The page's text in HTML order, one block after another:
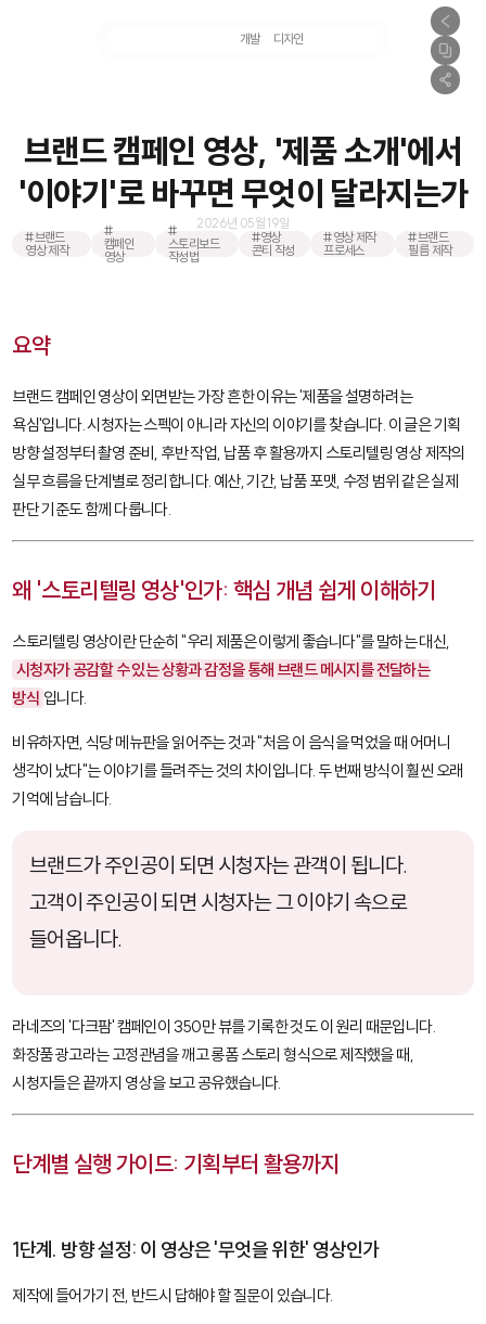
개발 디자인
브랜드 캠페인 영상, '제품 소개'에서
'이야기'로 바꾸면 무엇이 달라지는가
2026년 05월 19일
#브랜드
영상 제작
#
캠페인
영상
#
스토리보드
작성법
#영상
콘티 작성
#영상 제작
프로세스
#브랜드
필름 제작
요약
브랜드 캠페인 영상이 외면받는 가장 흔한 이유는 '제품을 설명하려는
욕심'입니다. 시청자는 스펙이 아니라 자신의 이야기를 찾습니다. 이 글은 기획
방향 설정부터 촬영 준비, 후반 작업, 납품 후 활용까지 스토리텔링 영상 제작의
실무 흐름을 단계별로 정리합니다. 예산, 기간, 납품 포맷, 수정 범위 같은 실제
판단 기준도 함께 다룹니다.
왜 '스토리텔링 영상'인가: 핵심 개념 쉽게 이해하기
스토리텔링 영상이란 단순히 "우리 제품은 이렇게 좋습니다"를 말하는 대신,
시청자가 공감할 수 있는 상황과 감정을 통해 브랜드 메시지를 전달하는
방식 입니다.
비유하자면, 식당 메뉴판을 읽어주는 것과 "처음 이 음식을 먹었을 때 어머니
생각이 났다"는 이야기를 들려주는 것의 차이입니다. 두 번째 방식이 훨씬 오래
기억에 남습니다.
브랜드가 주인공이 되면 시청자는 관객이 됩니다.
고객이 주인공이 되면 시청자는 그 이야기 속으로
들어옵니다.
라네즈의 '다크팜' 캠페인이 350만 뷰를 기록한 것도 이 원리 때문입니다.
화장품 광고라는 고정관념을 깨고 롱폼 스토리 형식으로 제작했을 때,
시청자들은 끝까지 영상을 보고 공유했습니다.
단계별 실행 가이드: 기획부터 활용까지
1단계. 방향 설정: 이 영상은 '무엇을 위한' 영상인가
제작에 들어가기 전, 반드시 답해야 할 질문이 있습니다.